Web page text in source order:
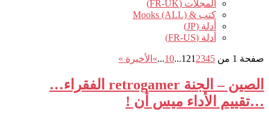
المجلات (FR-UK)
كتب & Mooks (ALL)
أدلة (JP)
أدلة (FR-US)
صفحة 1 من 12 1 2345
...
10
...
» الأخيرة »
الصين – الجنة retrogamer الفقراء…
…تقييم الأداء ميس أن !